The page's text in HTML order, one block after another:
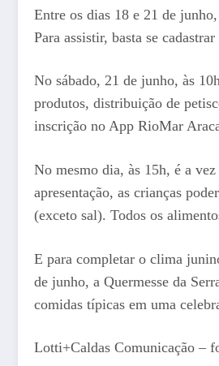
Entre os dias 18 e 21 de
Para assistir, basta se
No sábado, 21 de junho, às
produtos, distribuição de
inscrição no App RioMar
No mesmo dia, às 15h, é a
apresentação, as crianças
(exceto sal). Todos os
E para completar o clima
de junho, a Quermesse da
comidas típicas em uma
Lotti+Caldas Comunicação –